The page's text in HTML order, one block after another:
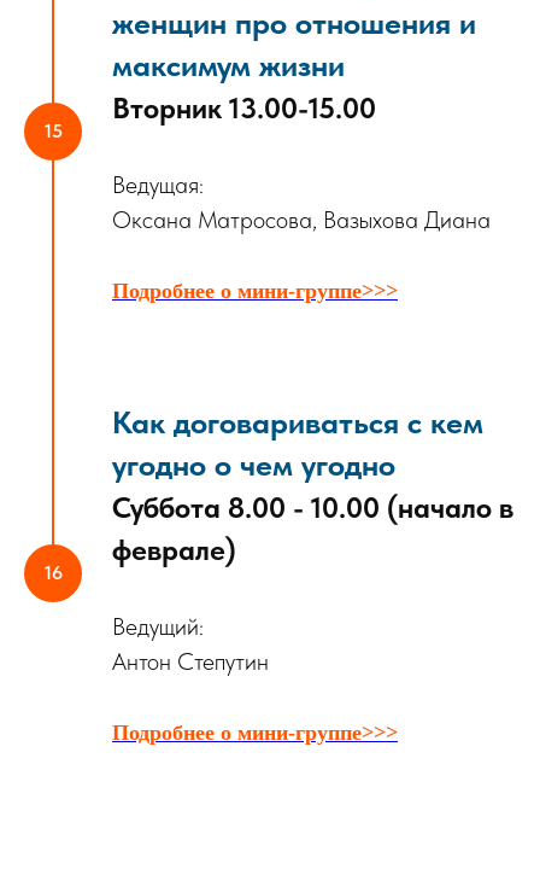
женщин про отношения и
максимум жизни
Вторник 13.00-15.00
Ведущая:
Оксана Матросова, Вазыхова Диана
Подробнее о мини-группе>>>
Как договариваться с кем
угодно о чем угодно
Суббота 8.00 - 10.00 (начало в
феврале)
Ведущий:
Антон Степутин
Подробнее о мини-группе>>>